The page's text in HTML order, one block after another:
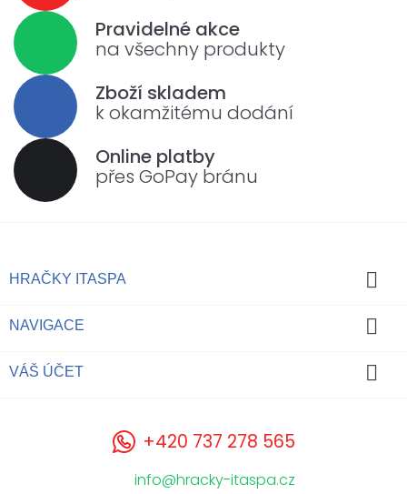
Pravidelné akce
na všechny produkty
Zboží skladem
k okamžitému dodání
Online platby
přes GoPay bránu
HRAČKY ITASPA 
NAVIGACE 
VÁŠ ÚČET 
+420 737 278 565
info@hracky-itaspa.cz